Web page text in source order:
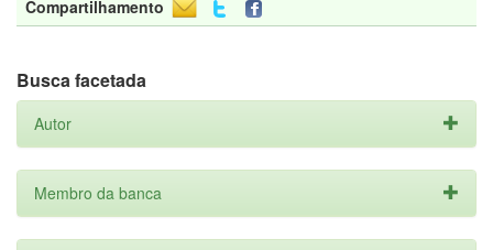
Compartilhamento
Busca facetada
Autor
Membro da banca